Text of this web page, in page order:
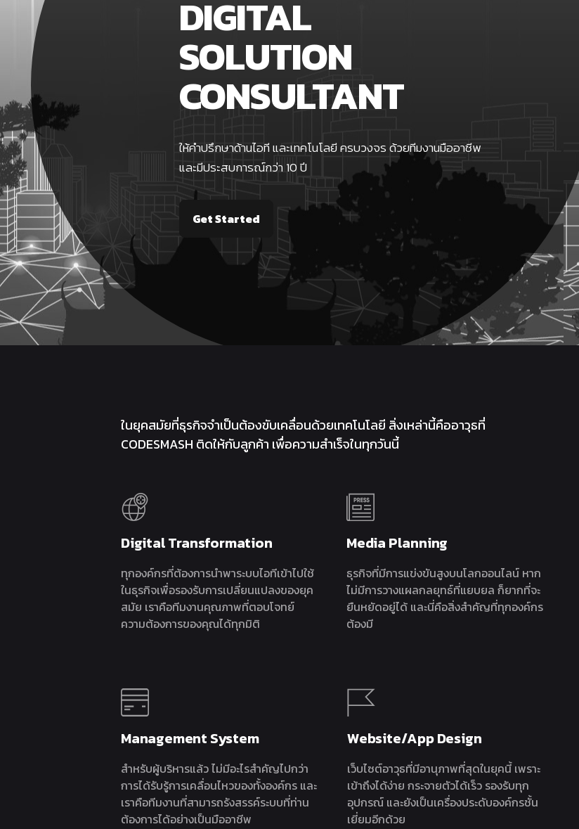
DIGITAL
SOLUTION
CONSULTANT
ให้คำปรึกษาด้านไอที และเทคโนโลยี ครบวงจร ด้วยทีมงานมืออาชีพ
และมีประสบการณ์กว่า 10 ปี
Get Started
ในยุคสมัยที่ธุรกิจจำเป็นต้องขับเคลื่อนด้วยเทคโนโลยี สิ่งเหล่านี้คืออาวุธที่
CODESMASH ติดให้กับลูกค้า เพื่อความสำเร็จในทุกวันนี้
Digital Transformation
ทุกองค์กรที่ต้องการนำพาระบบไอทีเข้าไปใช้
ในธุรกิจเพื่อรองรับการเปลี่ยนแปลงของยุค
สมัย เราคือทีมงานคุณภาพที่ตอบโจทย์
ความต้องการของคุณได้ทุกมิติ
Media Planning
ธุรกิจที่มีการแข่งขันสูงบนโลกออนไลน์ หาก
ไม่มีการวางแผลกลยุทธ์ที่แยบยล ก็ยากที่จะ
ยืนหยัดอยู่ได้ และนี่คือสิ่งสำคัญที่ทุกองค์กร
ต้องมี
Management System
สำหรับผู้บริหารแล้ว ไม่มีอะไรสำคัญไปกว่า
การได้รับรู้การเคลื่อนไหวของทั้งองค์กร และ
เราคือทีมงานที่สามารถรังสรรค์ระบบที่ท่าน
ต้องการได้อย่างเป็นมืออาชีพ
Website/App Design
เว็บไซต์อาวุธที่มีอานุภาพที่สุดในยุคนี้ เพราะ
เข้าถึงได้ง่าย กระจายตัวได้เร็ว รองรับทุก
อุปกรณ์ และยังเป็นเครื่องประดับองค์กรชั้น
เยี่ยมอีกด้วย